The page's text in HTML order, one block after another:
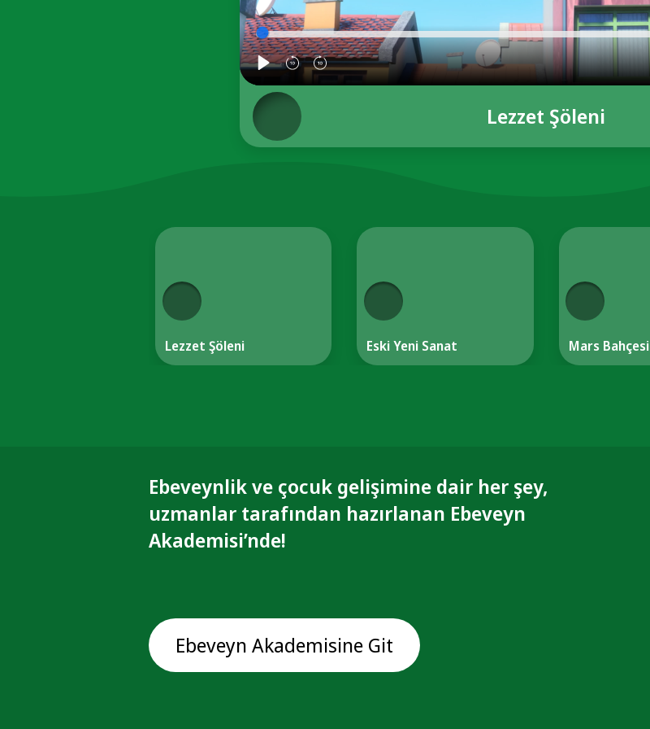
Lezzet Şöleni
Lezzet Şöleni Eski Yeni Sanat Mars Bahçesi
Ebeveynlik ve çocuk gelişimine dair her şey,
uzmanlar tarafından hazırlanan Ebeveyn
Akademisi’nde!
Ebeveyn Akademisine Git